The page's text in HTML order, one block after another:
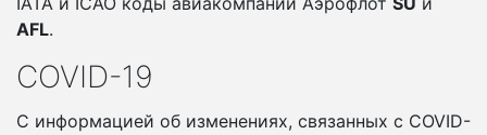
AFL.
COVID-19
С информацией об изменениях, связанных c COVID-